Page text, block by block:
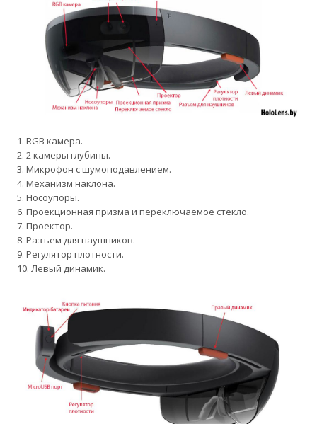
1. RGB камера.
2. 2 камеры глубины.
3. Микрофон с шумоподавлением.
4. Механизм наклона.
5. Носоупоры.
6. Проекционная призма и переключаемое стекло.
7. Проектор.
8. Pазъем для наушников.
9. Pегулятор плотности.
10. Левый динамик.